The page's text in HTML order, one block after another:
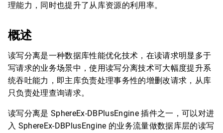
理能力，同时也提升了从库资源的利用率。
概述
读写分离是一种数据库性能优化技术，在读请求明显多于
写请求的业务场景中，使用读写分离技术可大幅度提升系
统吞吐能力，即主库负责处理事务性的增删改请求，从库
只负责处理查询请求。
读写分离是 SphereEx-DBPlusEngine 插件之一，可以对进
入 SphereEx-DBPlusEngine 的业务流量做数据库层的读写